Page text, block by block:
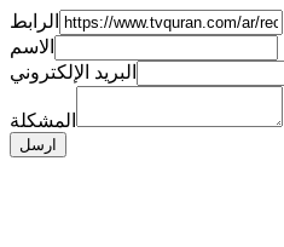
الرابط
الاسم
البريد الإلكتروني
المشكلة
ارسل